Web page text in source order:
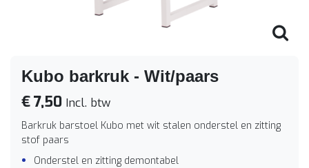
Kubo barkruk - Wit/paars
€ 7,50 Incl. btw
Barkruk barstoel Kubo met wit stalen onderstel en zitting
stof paars
Onderstel en zitting demontabel